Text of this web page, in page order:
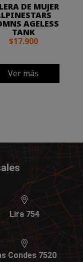
DE MUJER
AGELESS
TANK
$17.900
Ver más
Lira 754
Condes 7520